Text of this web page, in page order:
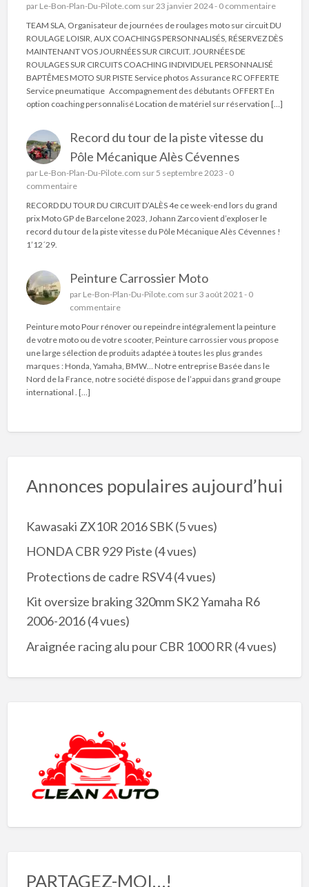
par Le-Bon-Plan-Du-Pilote.com sur 23 janvier 2024 - 0 commentaire
TEAM SLA, Organisateur de journées de roulages moto sur circuit DU
ROULAGE LOISIR, AUX COACHINGS PERSONNALISÉS, RÉSERVEZ DÈS
MAINTENANT VOS JOURNÉES SUR CIRCUIT. JOURNÉES DE
ROULAGES SUR CIRCUITS COACHING INDIVIDUEL PERSONNALISÉ
BAPTÊMES MOTO SUR PISTE Service photos Assurance RC OFFERTE
Service pneumatique Accompagnement des débutants OFFERT En
option coaching personnalisé Location de matériel sur réservation […]
Record du tour de la piste vitesse du
Pôle Mécanique Alès Cévennes
par Le-Bon-Plan-Du-Pilote.com sur 5 septembre 2023 - 0
commentaire
RECORD DU TOUR DU CIRCUIT D’ALÈS 4e ce week-end lors du grand
prix Moto GP de Barcelone 2023, Johann Zarco vient d’exploser le
record du tour de la piste vitesse du Pôle Mécanique Alès Cévennes !
1’12´29.
Peinture Carrossier Moto
par Le-Bon-Plan-Du-Pilote.com sur 3 août 2021 - 0
commentaire
Peinture moto Pour rénover ou repeindre intégralement la peinture
de votre moto ou de votre scooter, Peinture carrossier vous propose
une large sélection de produits adaptée à toutes les plus grandes
marques : Honda, Yamaha, BMW… Notre entreprise Basée dans le
Nord de la France, notre société dispose de l’appui dans grand groupe
international . […]
Annonces populaires aujourd’hui
Kawasaki ZX10R 2016 SBK(5 vues)
HONDA CBR 929 Piste (4 vues)
Protections de cadre RSV4(4 vues)
Kit oversize braking 320mm SK2 Yamaha R6
2006-2016(4 vues)
Araignée racing alu pour CBR 1000 RR (4 vues)
PARTAGEZ-MOI…!